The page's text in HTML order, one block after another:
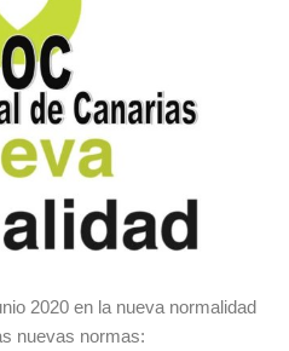
2020 en la nueva normalidad
nuevas normas: